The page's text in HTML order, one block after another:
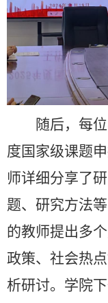
随后，每
度国家级课题
师详细分享了
题、研究方法
的教师提出多
政策、社会热
析研讨。学院